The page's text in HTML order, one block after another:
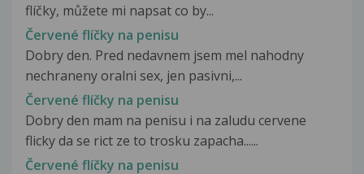
flíčky, můžete mi napsat co by...
Červené flíčky na penisu
Dobry den. Pred nedavnem jsem mel nahodny
nechraneny oralni sex, jen pasivni,...
Červené flíčky na penisu
Dobry den mam na penisu i na zaludu cervene
flicky da se rict ze to trosku zapacha......
Červené flíčky na penisu